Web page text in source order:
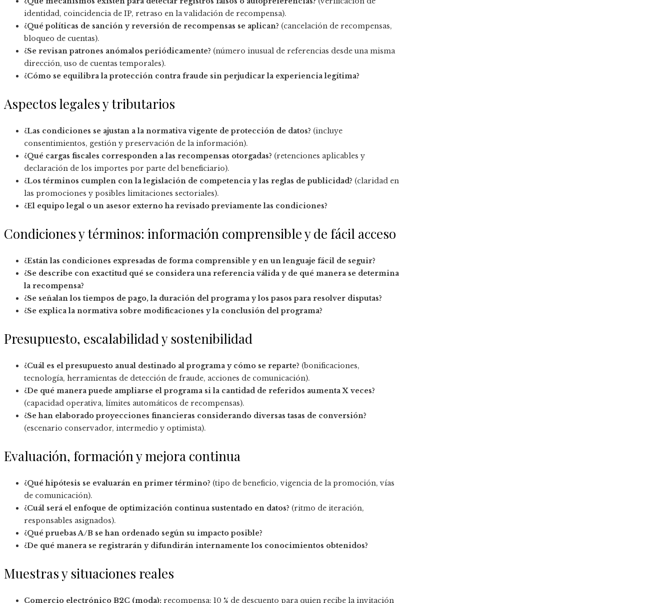
identidad, coincidencia de IP, retraso en la validación de recompensa).
¿Qué políticas de sanción y reversión de recompensas se aplican? (cancelación de recompensas,
bloqueo de cuentas).
¿Se revisan patrones anómalos periódicamente? (número inusual de referencias desde una misma
dirección, uso de cuentas temporales).
¿Cómo se equilibra la protección contra fraude sin perjudicar la experiencia legítima?
Aspectos legales y tributarios
¿Las condiciones se ajustan a la normativa vigente de protección de datos? (incluye
consentimientos, gestión y preservación de la información).
¿Qué cargas fiscales corresponden a las recompensas otorgadas? (retenciones aplicables y
declaración de los importes por parte del beneficiario).
¿Los términos cumplen con la legislación de competencia y las reglas de publicidad? (claridad en
las promociones y posibles limitaciones sectoriales).
¿El equipo legal o un asesor externo ha revisado previamente las condiciones?
Condiciones y términos: información comprensible y de fácil acceso
¿Están las condiciones expresadas de forma comprensible y en un lenguaje fácil de seguir?
¿Se describe con exactitud qué se considera una referencia válida y de qué manera se determina
la recompensa?
¿Se señalan los tiempos de pago, la duración del programa y los pasos para resolver disputas?
¿Se explica la normativa sobre modificaciones y la conclusión del programa?
Presupuesto, escalabilidad y sostenibilidad
¿Cuál es el presupuesto anual destinado al programa y cómo se reparte? (bonificaciones,
tecnología, herramientas de detección de fraude, acciones de comunicación).
¿De qué manera puede ampliarse el programa si la cantidad de referidos aumenta X veces?
(capacidad operativa, límites automáticos de recompensas).
¿Se han elaborado proyecciones financieras considerando diversas tasas de conversión?
(escenario conservador, intermedio y optimista).
Evaluación, formación y mejora continua
¿Qué hipótesis se evaluarán en primer término? (tipo de beneficio, vigencia de la promoción, vías
de comunicación).
¿Cuál será el enfoque de optimización continua sustentado en datos? (ritmo de iteración,
responsables asignados).
¿Qué pruebas A/B se han ordenado según su impacto posible?
¿De qué manera se registrarán y difundirán internamente los conocimientos obtenidos?
Muestras y situaciones reales
Comercio electrónico B2C (moda): recompensa: 10 % de descuento para quien recibe la invitación